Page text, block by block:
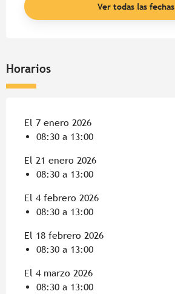
Ver todas las fechas
Horarios
El 7 enero 2026
08:30 a 13:00
El 21 enero 2026
08:30 a 13:00
El 4 febrero 2026
08:30 a 13:00
El 18 febrero 2026
08:30 a 13:00
El 4 marzo 2026
08:30 a 13:00